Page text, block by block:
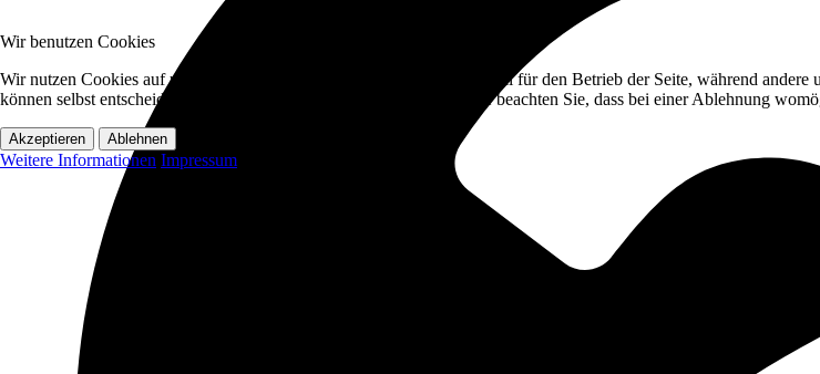
Wir benutzen Cookies
Wir nutzen Cookies auf unserer Website. Einige von ihnen sind essenziell für den Betrieb der Seite, während
können selbst entscheiden, ob Sie die Cookies zulassen möchten. Bitte beachten Sie, dass bei einer Ablehnung
Akzeptieren Ablehnen
Weitere Informationen Impressum